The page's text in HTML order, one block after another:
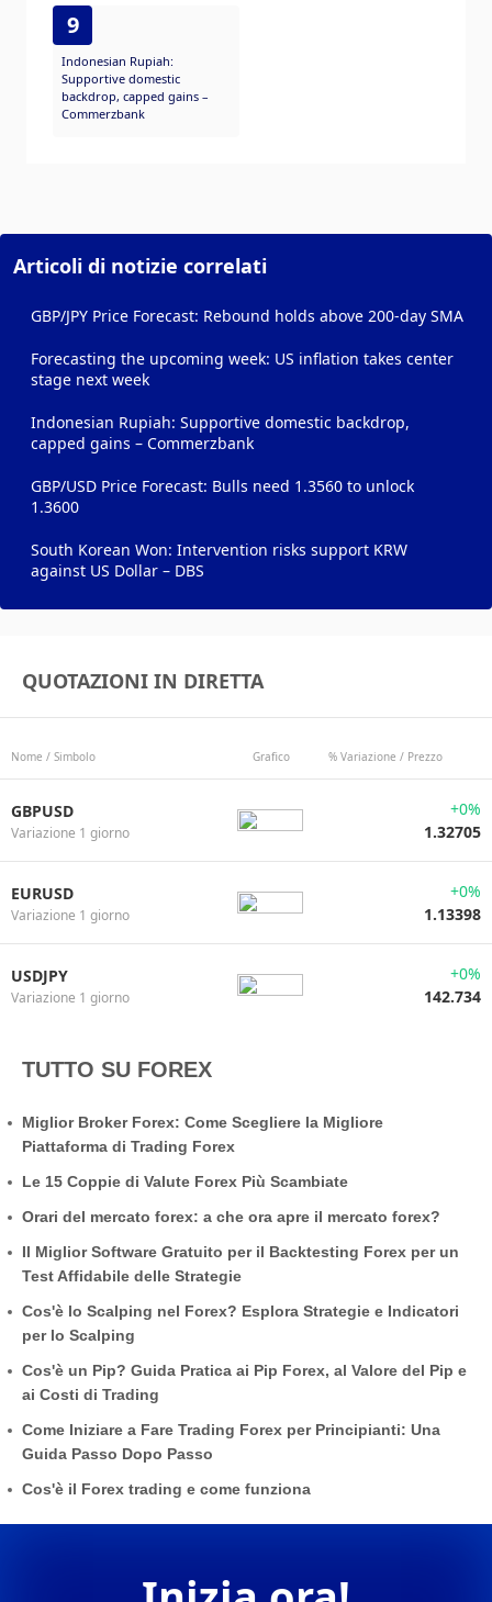
9
Indonesian Rupiah:
Supportive domestic
backdrop, capped gains –
Commerzbank
Articoli di notizie correlati
GBP/JPY Price Forecast: Rebound holds above 200-day SMA
Forecasting the upcoming week: US inflation takes center
stage next week
Indonesian Rupiah: Supportive domestic backdrop,
capped gains – Commerzbank
GBP/USD Price Forecast: Bulls need 1.3560 to unlock
1.3600
South Korean Won: Intervention risks support KRW
against US Dollar – DBS
QUOTAZIONI IN DIRETTA
Nome / Simbolo Grafico % Variazione / Prezzo
GBPUSD
Variazione 1 giorno
+0%
1.32705
EURUSD
Variazione 1 giorno
+0%
1.13398
USDJPY
Variazione 1 giorno
+0%
142.734
TUTTO SU FOREX
Miglior Broker Forex: Come Scegliere la Migliore
Piattaforma di Trading Forex
Le 15 Coppie di Valute Forex Più Scambiate
Orari del mercato forex: a che ora apre il mercato forex?
Il Miglior Software Gratuito per il Backtesting Forex per un
Test Affidabile delle Strategie
Cos'è lo Scalping nel Forex? Esplora Strategie e Indicatori
per lo Scalping
Cos'è un Pip? Guida Pratica ai Pip Forex, al Valore del Pip e
ai Costi di Trading
Come Iniziare a Fare Trading Forex per Principianti: Una
Guida Passo Dopo Passo
Cos'è il Forex trading e come funziona